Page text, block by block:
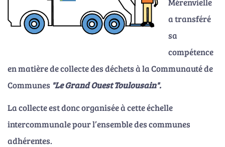
a transféré
sa
compétence
en matière de collecte des déchets à la Communauté de
Communes "Le Grand Ouest Toulousain".
La collecte est donc organisée à cette échelle
intercommunale pour l’ensemble des communes
adhérentes.